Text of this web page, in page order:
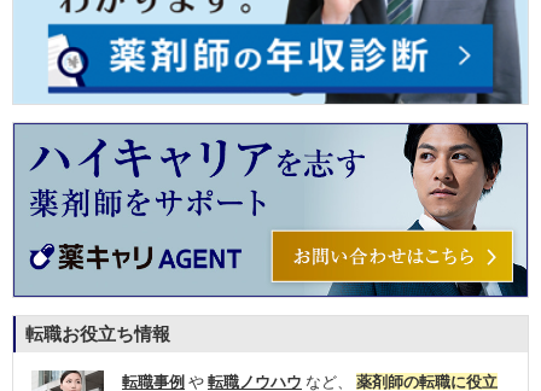
転職お役立ち情報
転職事例 や 転職ノウハウ など、 薬剤師の転職に役立